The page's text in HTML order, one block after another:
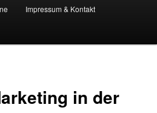
Impressum & Kontakt
in der